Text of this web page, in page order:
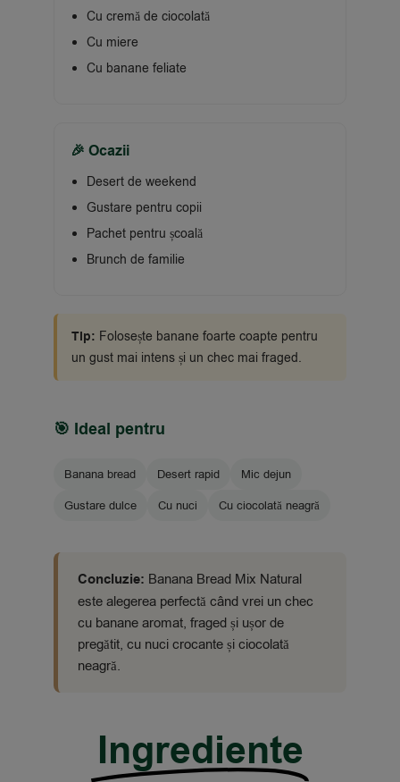
Cu cremă de ciocolată
Cu miere
Cu banane feliate
🎉 Ocazii
Desert de weekend
Gustare pentru copii
Pachet pentru școală
Brunch de familie
Tip: Folosește banane foarte coapte pentru
un gust mai intens și un chec mai fraged.
🎯 Ideal pentru
Banana bread Desert rapid Mic dejun
Gustare dulce Cu nuci Cu ciocolată neagră
Concluzie: Banana Bread Mix Natural
este alegerea perfectă când vrei un chec
cu banane aromat, fraged și ușor de
pregătit, cu nuci crocante și ciocolată
neagră.
Ingrediente